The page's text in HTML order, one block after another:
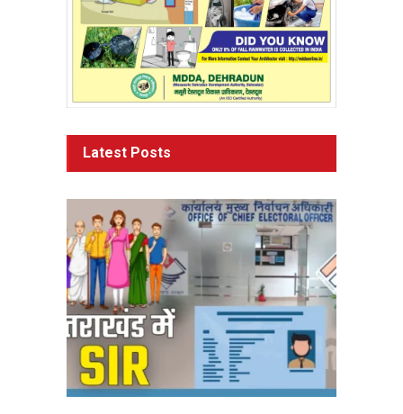
Latest Posts